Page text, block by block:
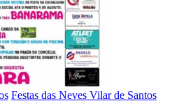
Festas das Neves Vilar de Santos